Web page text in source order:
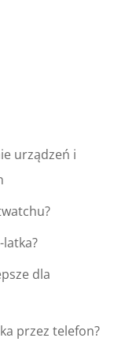
urządzeń i
dla
przez telefon?